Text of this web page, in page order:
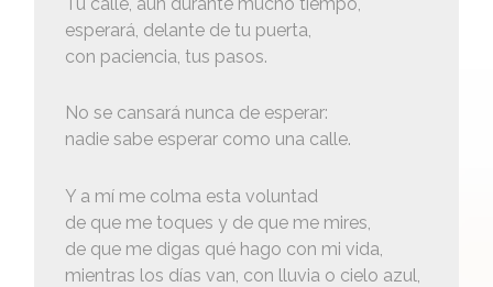
esperará, delante de tu puerta,
con paciencia, tus pasos.
No se cansará nunca de esperar:
nadie sabe esperar como una calle.
Y a mí me colma esta voluntad
de que me toques y de que me mires,
de que me digas qué hago con mi vida,
mientras los días van, con lluvia o cielo azul,